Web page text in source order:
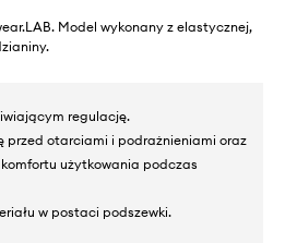
Model wykonany z elastycznej,
regulację.
przed otarciami i podrażnieniami oraz
użytkowania podczas
w postaci podszewki.